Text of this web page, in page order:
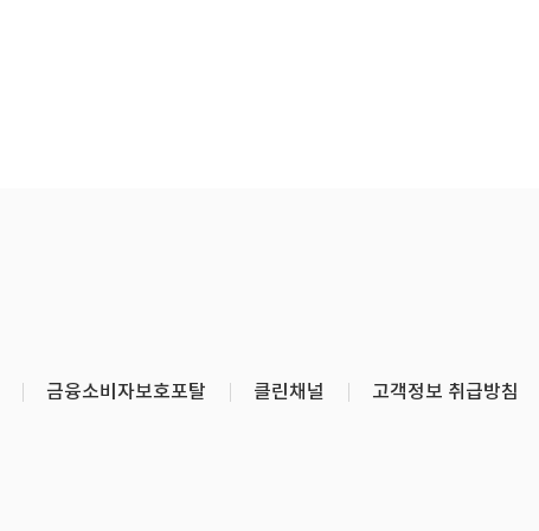
금융소비자보호포탈 클린채널 고객정보 취급방침